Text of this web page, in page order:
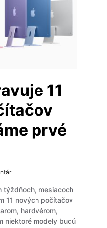
11
prvé
týždňoch, mesiacoch
11 nových počítačov
hardvérom,
niektoré modely budú